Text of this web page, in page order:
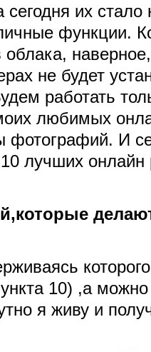
их
функции.
облака,
не будет
работать
любимых
фотографий. И
лучших онлайн
10) ,а можно
я живу и